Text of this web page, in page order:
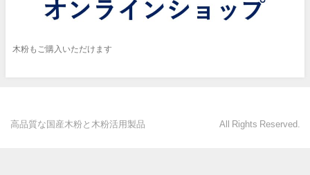
木粉もご購入いただけます
高品質な国産木粉と木粉活用製品 All Rights Reserved.